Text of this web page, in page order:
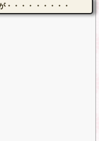
・・・・・・・・・